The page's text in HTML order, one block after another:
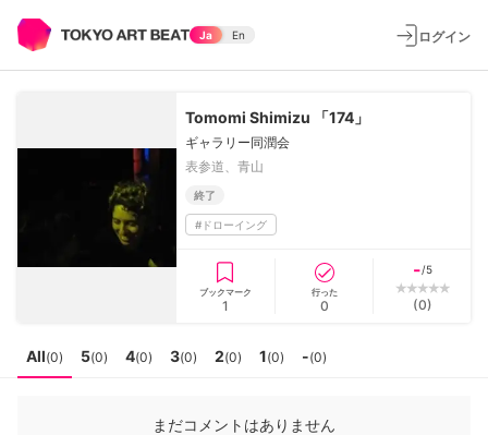
Ja En ログイン
Tomomi Shimizu 「174」
ギャラリー同潤会
表参道、青山
終了
# ドローイング
ブックマーク
1
行った
0
-/5
(0)
All(0) 5(0) 4(0) 3(0) 2(0) 1(0) -(0)
まだコメントはありません